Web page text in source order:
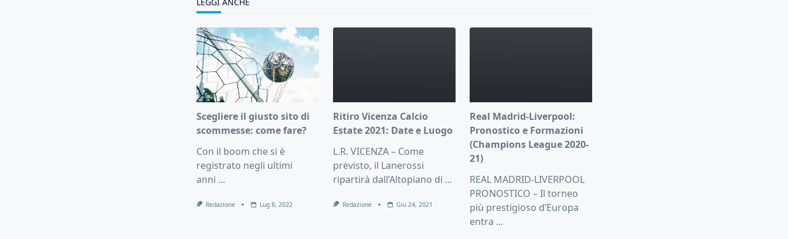
Scegliere il giusto sito di
scommesse: come fare?
Con il boom che si è
registrato negli ultimi
anni ...
Redazione Lug 8, 2022
Ritiro Vicenza Calcio
Estate 2021: Date e Luogo
L.R. VICENZA – Come
previsto, il Lanerossi
ripartirà dall’Altopiano di ...
Redazione Giu 24, 2021
Real Madrid-Liverpool:
Pronostico e Formazioni
(Champions League 2020-
21)
REAL MADRID-LIVERPOOL
PRONOSTICO – Il torneo
più prestigioso d’Europa
entra ...